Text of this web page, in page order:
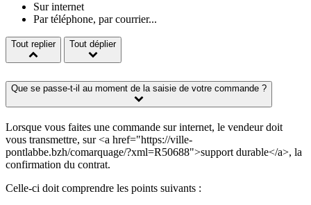
Sur internet
Par téléphone, par courrier...
Tout replier Tout déplier
Que se passe-t-il au moment de la saisie de votre commande ?
Lorsque vous faites une commande sur internet, le vendeur doit
vous transmettre, sur <a href="https://ville-
pontlabbe.bzh/comarquage/?xml=R50688">support durable</a>, la
confirmation du contrat.
Celle-ci doit comprendre les points suivants :